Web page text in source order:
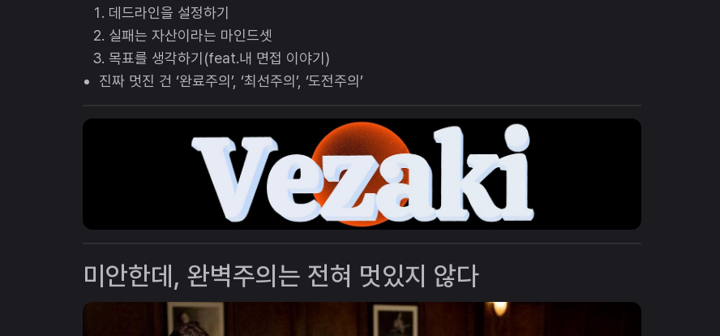
데드라인을 설정하기
실패는 자산이라는 마인드셋
목표를 생각하기(feat.내 면접 이야기)
진짜 멋진 건 ‘완료주의’, ‘최선주의’, ‘도전주의’
미안한데, 완벽주의는 전혀 멋있지 않다